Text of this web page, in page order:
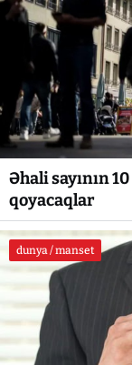
Əhali sayının
qoyacaqlar
dunya / manset